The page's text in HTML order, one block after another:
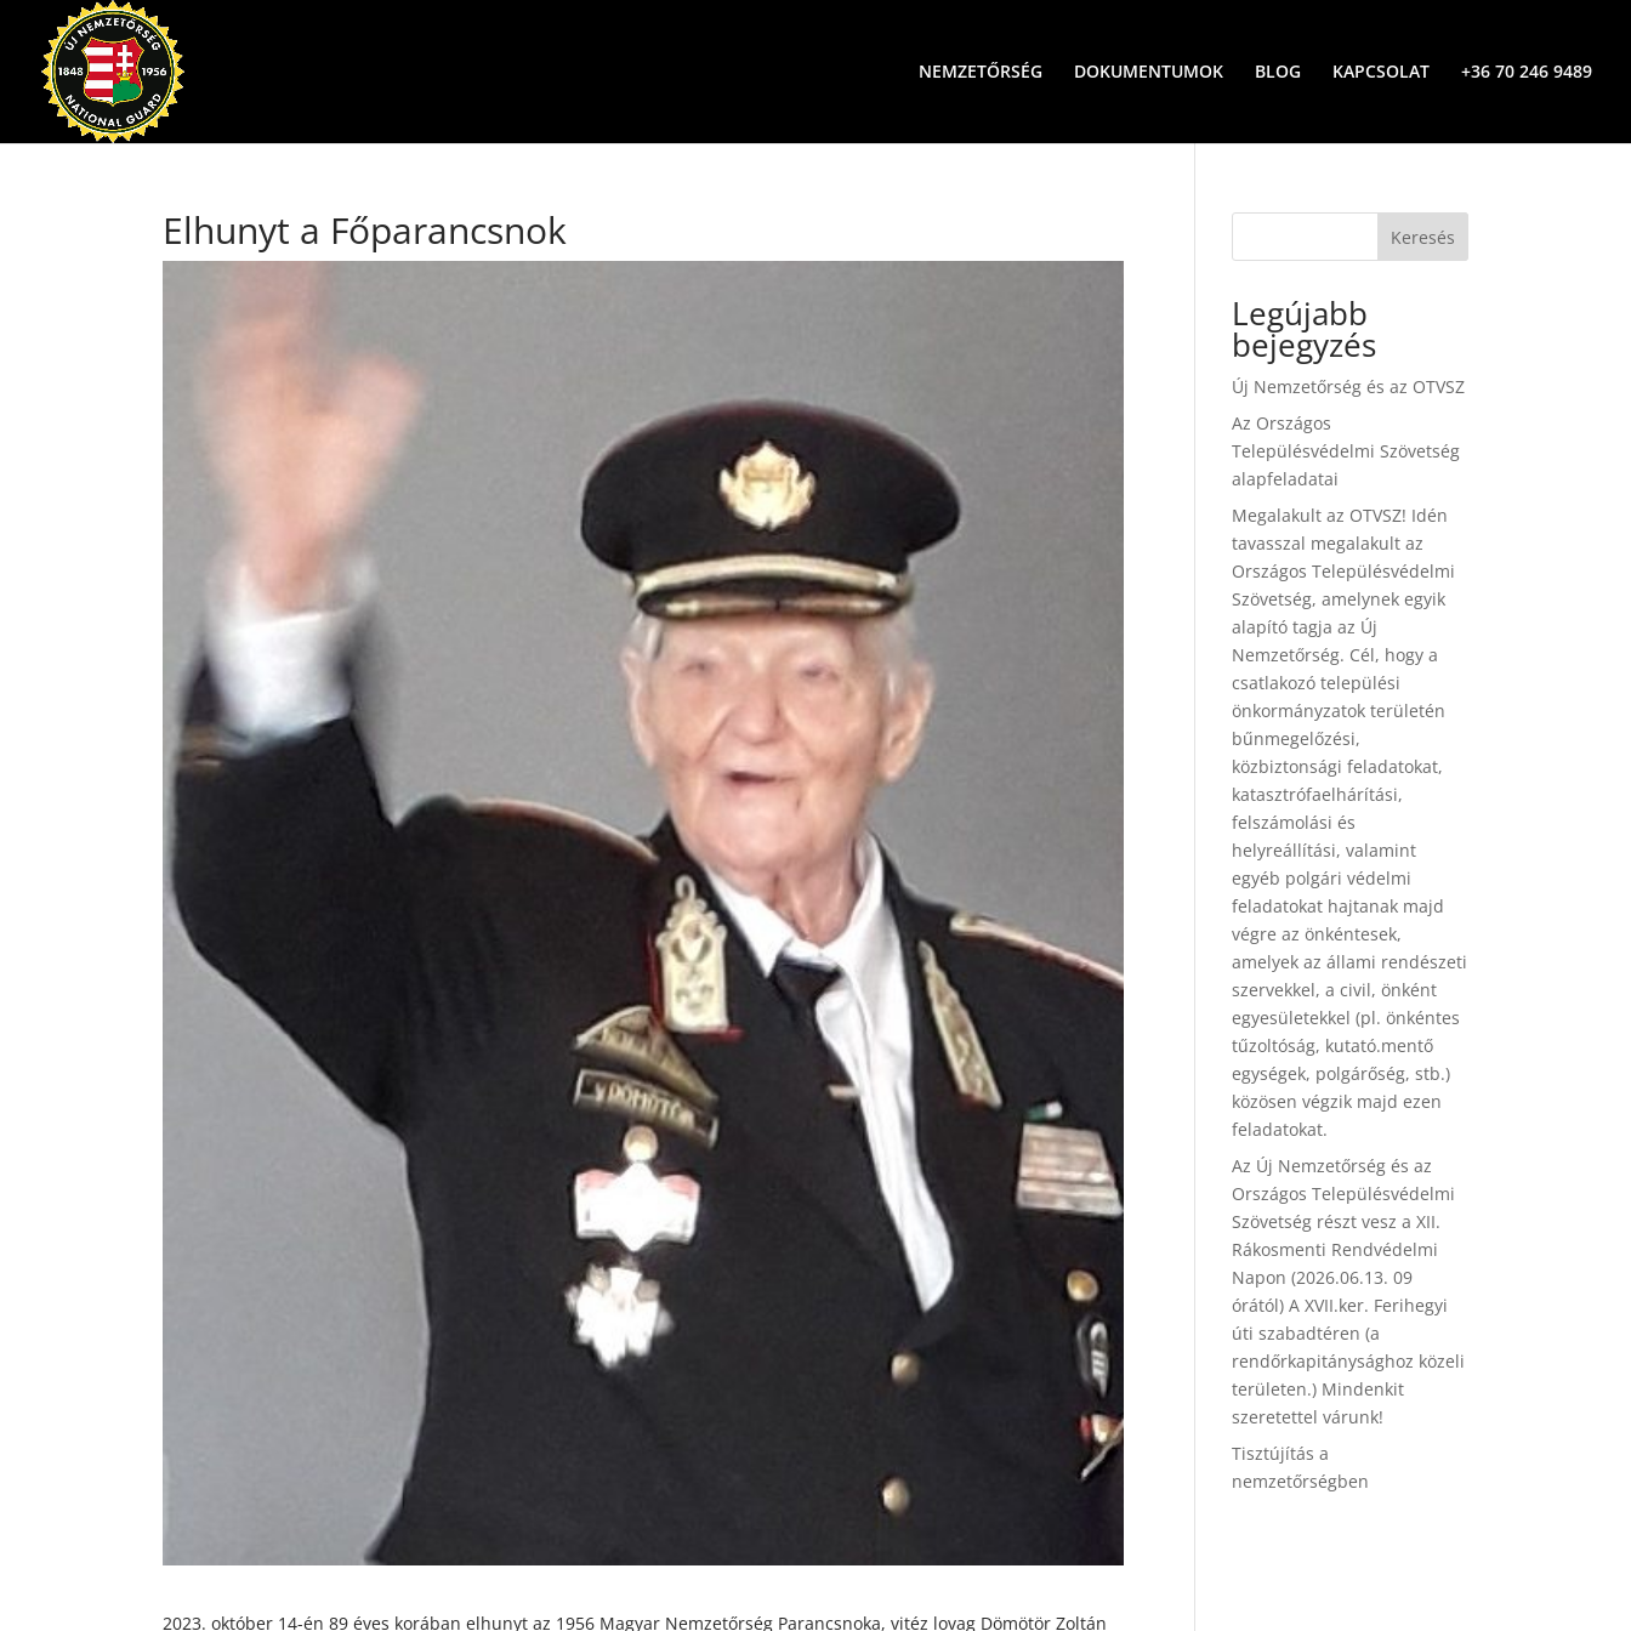
NEMZETŐRSÉG DOKUMENTUMOK BLOG KAPCSOLAT +36 70 246 9489
Elhunyt a Főparancsnok
2023. október 14-én 89 éves korában elhunyt az 1956 Magyar Nemzetőrség Parancsnoka, vitéz lovag Dömötör Zoltán
Keresés
Legújabb
bejegyzés
Új Nemzetőrség és az OTVSZ
Az Országos
Településvédelmi Szövetség
alapfeladatai
Megalakult az OTVSZ! Idén
tavasszal megalakult az
Országos Településvédelmi
Szövetség, amelynek egyik
alapító tagja az Új
Nemzetőrség. Cél, hogy a
csatlakozó települési
önkormányzatok területén
bűnmegelőzési,
közbiztonsági feladatokat,
katasztrófaelhárítási,
felszámolási és
helyreállítási, valamint
egyéb polgári védelmi
feladatokat hajtanak majd
végre az önkéntesek,
amelyek az állami rendészeti
szervekkel, a civil, önként
egyesületekkel (pl. önkéntes
tűzoltóság, kutató.mentő
egységek, polgárőség, stb.)
közösen végzik majd ezen
feladatokat.
Az Új Nemzetőrség és az
Országos Településvédelmi
Szövetség részt vesz a XII.
Rákosmenti Rendvédelmi
Napon (2026.06.13. 09
órától) A XVII.ker. Ferihegyi
úti szabadtéren (a
rendőrkapitánysághoz közeli
területen.) Mindenkit
szeretettel várunk!
Tisztújítás a
nemzetőrségben